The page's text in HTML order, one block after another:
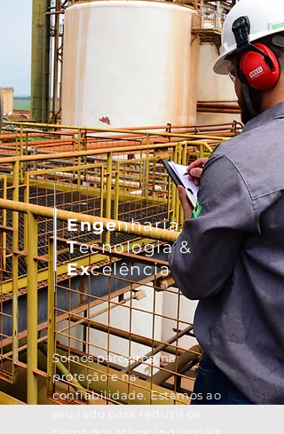
Engenharia,
Tecnologia &
Excelência
Somos parceiros, na
proteção e na
confiabilidade. Estamos ao